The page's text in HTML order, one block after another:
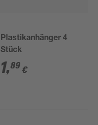
Plastikanhänger 4
Stück
1,89 €